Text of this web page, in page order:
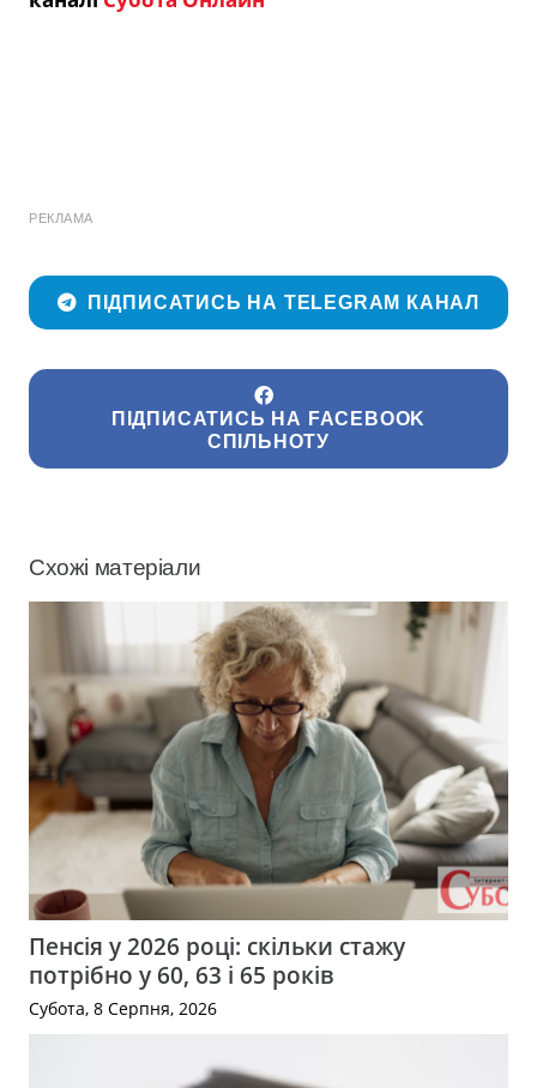
РЕКЛАМА
ПІДПИСАТИСЬ НА TELEGRAM КАНАЛ
ПІДПИСАТИСЬ НА FACEBOOK
СПІЛЬНОТУ
Схожі матеріали
Пенсія у 2026 році: скільки стажу
потрібно у 60, 63 і 65 років
Субота, 8 Серпня, 2026